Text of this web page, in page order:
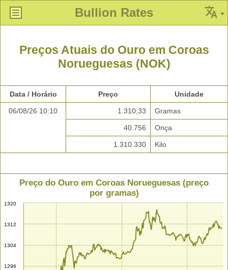
Bullion Rates
Preços Atuais do Ouro em Coroas
Norueguesas (NOK)
Data / Horário Preço Unidade
06/08/26 10:10 1.310,33 Gramas
40.756 Onça
1.310.330 Kilo
Preço do Ouro em Coroas Norueguesas (preço
por gramas)
1296
1304
1312
1320